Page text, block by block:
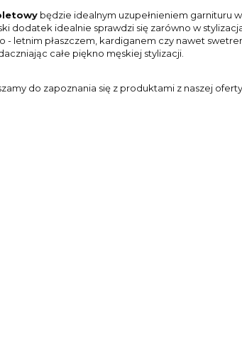
będzie idealnym uzupełnieniem garnituru
dodatek idealnie sprawdzi się zarówno w
- letnim płaszczem, kardiganem czy nawet
całe piękno męskiej stylizacji.
do zapoznania się z produktami z naszej